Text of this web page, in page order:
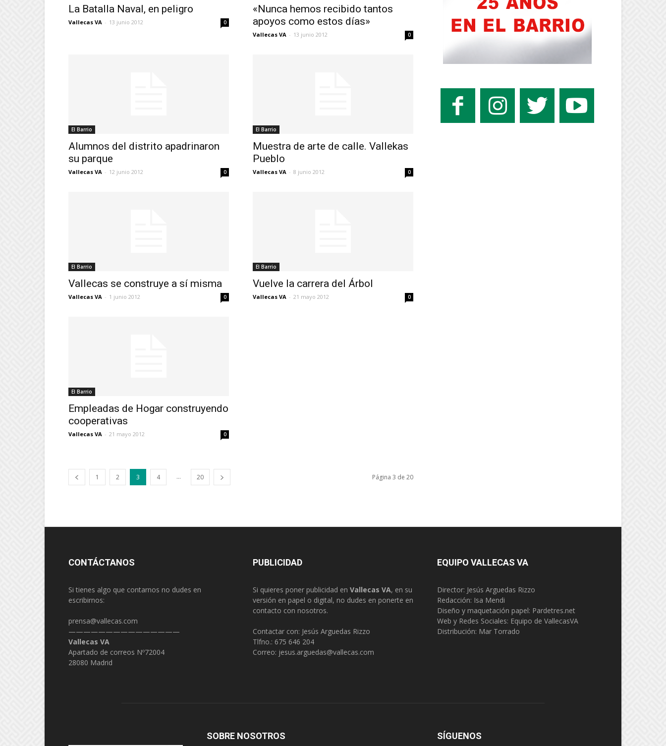
La Batalla Naval, en peligro
Vallecas VA - 13 junio 2012 0
«Nunca hemos recibido tantos
apoyos como estos días»
Vallecas VA - 13 junio 2012 0
El Barrio
Alumnos del distrito apadrinaron
su parque
Vallecas VA - 12 junio 2012 0
El Barrio
Muestra de arte de calle. Vallekas
Pueblo
Vallecas VA - 8 junio 2012 0
El Barrio
Vallecas se construye a sí misma
Vallecas VA - 1 junio 2012 0
El Barrio
Vuelve la carrera del Árbol
Vallecas VA - 21 mayo 2012 0
El Barrio
Empleadas de Hogar construyendo
cooperativas
Vallecas VA - 21 mayo 2012 0
1 2 3 4 ... 20 Página 3 de 20
CONTÁCTANOS
Si tienes algo que contarnos no dudes en
escribirnos:
prensa@vallecas.com
———————————————
Vallecas VA
Apartado de correos Nº72004
28080 Madrid
PUBLICIDAD
Si quieres poner publicidad en Vallecas VA, en su
versión en papel o digital, no dudes en ponerte en
contacto con nosotros.
Contactar con: Jesús Arguedas Rizzo
Tlfno.: 675 646 204
Correo: jesus.arguedas@vallecas.com
EQUIPO VALLECAS VA
Director: Jesús Arguedas Rizzo
Redacción: Isa Mendi
Diseño y maquetación papel: Pardetres.net
Web y Redes Sociales: Equipo de VallecasVA
Distribución: Mar Torrado
SOBRE NOSOTROS SÍGUENOS